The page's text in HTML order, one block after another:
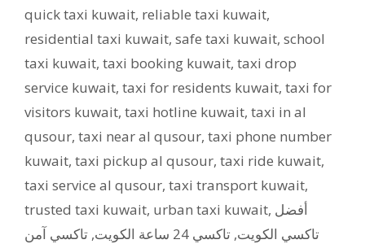
quick taxi kuwait, reliable taxi kuwait,
residential taxi kuwait, safe taxi kuwait, school
taxi kuwait, taxi booking kuwait, taxi drop
service kuwait, taxi for residents kuwait, taxi for
visitors kuwait, taxi hotline kuwait, taxi in al
qusour, taxi near al qusour, taxi phone number
kuwait, taxi pickup al qusour, taxi ride kuwait,
taxi service al qusour, taxi transport kuwait,
trusted taxi kuwait, urban taxi kuwait, أفضل
تاكسي الكويت, تاكسي 24 ساعة الكويت , تاكسي آمن